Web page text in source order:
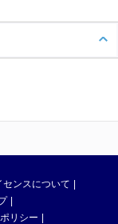
センスについて
リシー